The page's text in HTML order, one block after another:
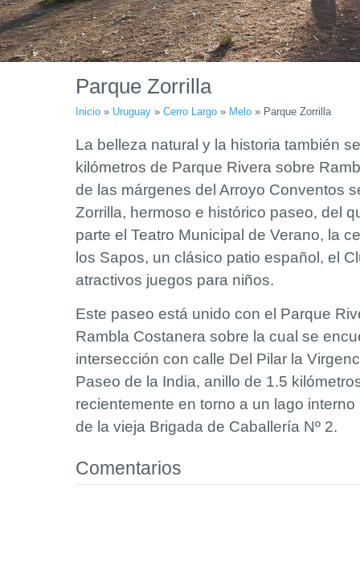
Parque Zorrilla
Inicio » Uruguay » Cerro Largo » Melo » Parque Zorrilla
La belleza natural y la historia también
kilómetros de Parque Rivera sobre
de las márgenes del Arroyo Conventos
Zorrilla, hermoso e histórico paseo, del
parte el Teatro Municipal de Verano, la
los Sapos, un clásico patio español, el
atractivos juegos para niños.
Este paseo está unido con el Parque
Rambla Costanera sobre la cual se
intersección con calle Del Pilar la
Paseo de la India, anillo de 1.5
recientemente en torno a un lago
de la vieja Brigada de Caballería Nº 2.
Comentarios